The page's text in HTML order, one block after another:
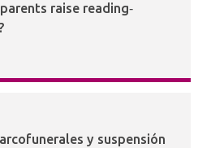
raise reading‐
y suspensión